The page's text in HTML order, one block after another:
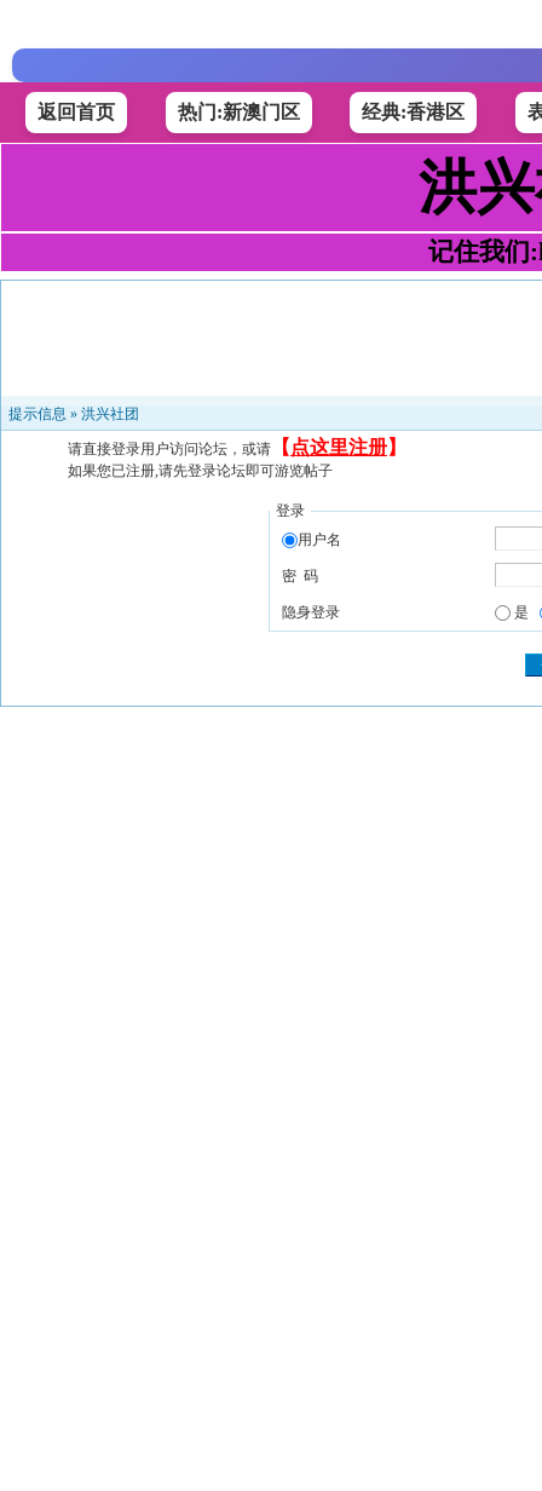
返回首页 热门:新澳门区 经典:香港区
洪
记住我们
提示信息 » 洪兴社团
请直接登录用户访问论坛，或请 【 点这里注册】
如果您已注册,请先登录论坛即可游览帖子
登录
用户名
密 码
隐身登录 是